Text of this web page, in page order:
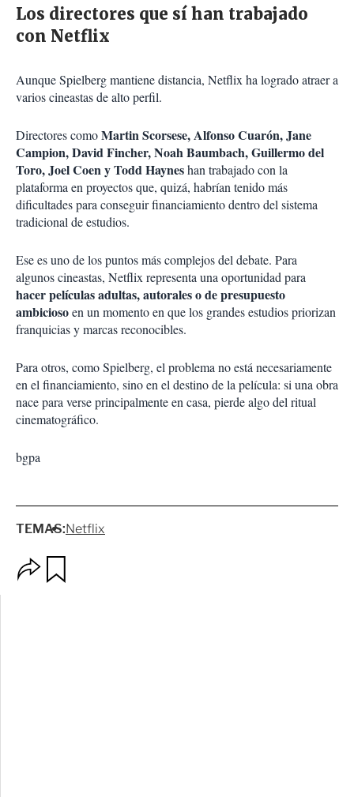
Los directores que sí han trabajado
con Netflix
Aunque Spielberg mantiene distancia, Netflix ha logrado atraer a
varios cineastas de alto perfil.
Directores comoMartin Scorsese, Alfonso Cuarón, Jane
Campion, David Fincher, Noah Baumbach, Guillermo del
Toro, Joel Coen y Todd Hayneshan trabajado con la
plataforma en proyectos que, quizá, habrían tenido más
dificultades para conseguir financiamiento dentro del sistema
tradicional de estudios.
Ese es uno de los puntos más complejos del debate. Para
algunos cineastas, Netflix representa una oportunidad para
hacer películas adultas, autorales o de presupuesto
ambiciosoen un momento en que los grandes estudios priorizan
franquicias y marcas reconocibles.
Para otros, como Spielberg, el problema no está necesariamente
en el financiamiento, sino en el destino de la película: si una obra
nace para verse principalmente en casa, pierde algo del ritual
cinematográfico.
bgpa
TEMAS:Netflix